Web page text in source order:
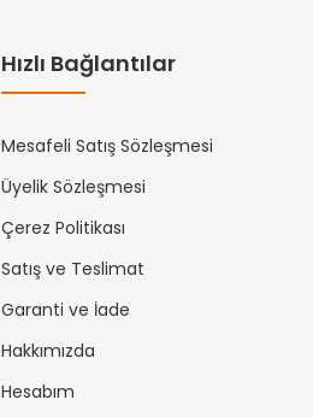
Hızlı Bağlantılar
Mesafeli Satış Sözleşmesi
Üyelik Sözleşmesi
Çerez Politikası
Satış ve Teslimat
Garanti ve İade
Hakkımızda
Hesabım